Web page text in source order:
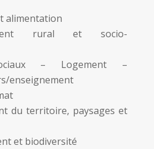
alimentation
rural et socio-
– Logement –
enseignement
du territoire, paysages et
et biodiversité